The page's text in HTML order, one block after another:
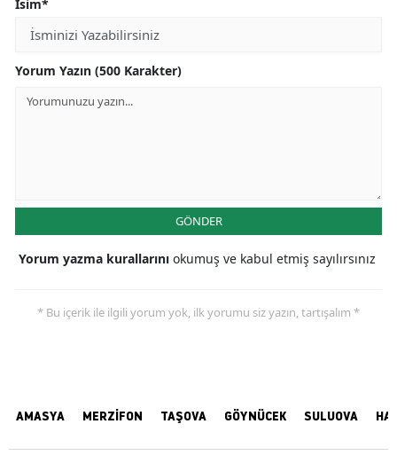
İsim*
Yorum Yazın (500 Karakter)
GÖNDER
Yorum yazma kurallarını okumuş ve kabul etmiş sayılırsınız
* Bu içerik ile ilgili yorum yok, ilk yorumu siz yazın, tartışalım *
AMASYA MERZİFON TAŞOVA GÖYNÜCEK SULUOVA